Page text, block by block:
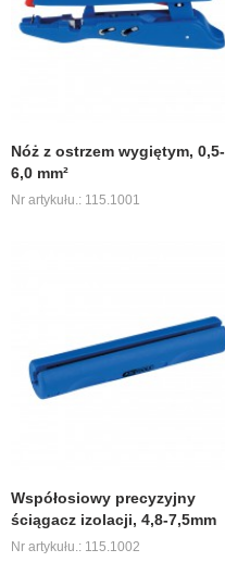
Nóż z ostrzem wygiętym, 0,5-
6,0 mm²
Nr artykułu.: 115.1001
Współosiowy precyzyjny
ściągacz izolacji, 4,8-7,5mm
Nr artykułu.: 115.1002